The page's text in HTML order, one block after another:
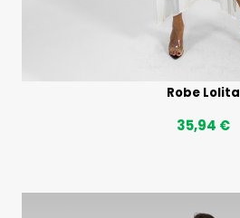
Robe Lolita
35,94 €